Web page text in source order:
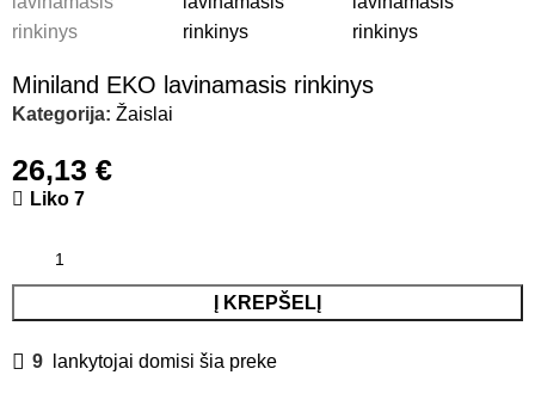
Miniland EKO lavinamasis rinkinys
Kategorija: Žaislai
26,13€
Liko 7
Į KREPŠELĮ
9 lankytojai domisi šia preke